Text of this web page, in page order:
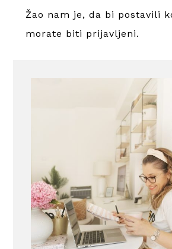
Žao nam je, da bi postavili
morate biti prijavljeni.